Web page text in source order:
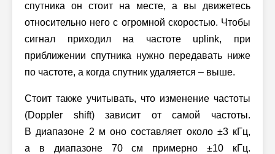
спутника он стоит на месте, а вы движетесь
относительно него с огромной скоростью. Чтобы
сигнал приходил на частоте uplink, при
приближении спутника нужно передавать ниже
по частоте, а когда спутник удаляется – выше.
Стоит также учитывать, что изменение частоты
(Doppler shift) зависит от самой частоты.
В диапазоне 2 м оно составляет около ±3 кГц,
а в диапазоне 70 см примерно ±10 кГц.